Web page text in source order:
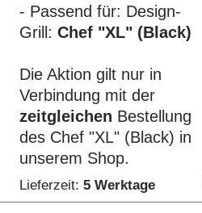
- Passend für: Design-
Grill: Chef "XL" (Black)
Die Aktion gilt nur in
Verbindung mit der
zeitgleichen Bestellung
des Chef "XL" (Black) in
unserem Shop.
Lieferzeit: 5 Werktage